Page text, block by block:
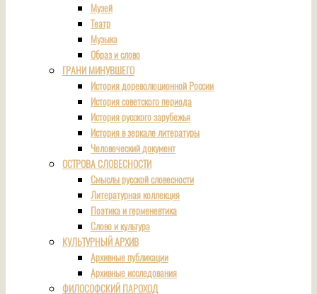
Музей
Театр
Музыка
Образ и слово
ГРАНИ МИНУВШЕГО
История дореволюционной России
История советского периода
История русского зарубежья
История в зеркале литературы
Человеческий документ
ОСТРОВА СЛОВЕСНОСТИ
Смыслы русской словесности
Литературная коллекция
Поэтика и герменевтика
Слово и культура
КУЛЬТУРНЫЙ АРХИВ
Архивные публикации
Архивные исследования
ФИЛОСОФСКИЙ ПАРОХОД